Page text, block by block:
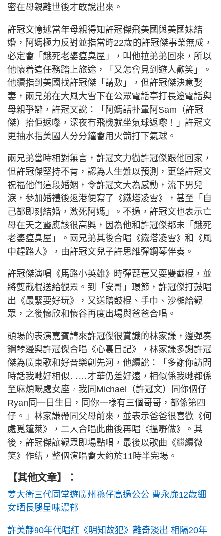
密在母親離世後才敢說出來。
許冠文憶述當年母親得知許冠傑飛美國與美國妹結
婚，阿媽極力反對並指當時22歲的許冠傑事業無成，
必定會「餓死老婆瘟臭屋」，叫他拉弟弟回來，所以
他懷着這任務踏上旅途，「又怎會見到遊人歡笑」。
他續指到美國找許冠傑「講數」，但許冠傑決意娶
妻，兩兄弟在大風大雪下在公眾電話亭打長途電話與
母親爭辯，許冠文說：「阿媽話扑暈阿Sam（許冠
傑）抬佢返嚟，深夜冇飛機就坐氣球返嚟！」許冠文
更抽水指美國人分分鐘會用火箭打下氣球。
兩兄弟當時相對無言，許冠文力勸許冠傑跟他回家，
但許冠傑堅持不肯，認為人生難以預測，更望許冠文
祝福他們這段婚姻，令許冠文大為感動，流下男兒
淚，參加婚禮後返港便寫了《鐵塔凌雲》，甚至「自
己都即刻結婚，激死阿媽」。不過，許冠文也表示亡
母在天之靈應該很高興，因為他和許冠傑都未「餓死
老婆瘟臭屋」。兩兄弟其後合唱《鐵塔凌雲》和《風
中趕路人》，由許冠文兒子許思維彈鋼琴伴奏。
許冠傑演唱《馬路小英雄》時彈琵琶又耍雙截棍，並
將雙截棍送給觀眾。到「安哥」環節，許冠傑打鼓唱
出《最緊要好玩》，又送贈鼓棍、手巾、沙槌給觀
眾，之後懷欣和懷谷再度出場與爸爸合唱。
頭場的表演嘉賓請來許冠傑很賞識的林家謙，邊彈奏
鋼琴邊與許冠傑合唱《心裏日記》，林家謙多謝許冠
傑為廣東歌和好音樂創先河，他續說：「多謝你訪問
時話我哋好相似……才華仍差好遠，相似係我哋都係
至麻煩嘅處女座，我同Michael（許冠文）同你個仔
Ryan同一日生日，同你一樣有三個哥哥，都係第四
仔。」林家謙帶同父母前來，並表示爸爸很喜歡《何
處覓蓬萊》，二人合唱此曲後再唱《搵嘢做》。其
後，許冠傑讓觀眾即場點唱，最後以歌曲《繼續微
笑》作結，整個演唱會大約於11時半完場。
【其他文章】：
姜大衛三代同堂遊廣州孫仔高過公公 曹永廉12歲細
女晒長腿星味濃郁
許美靜90年代唱紅《明知故犯》離奇淡出 相隔20年